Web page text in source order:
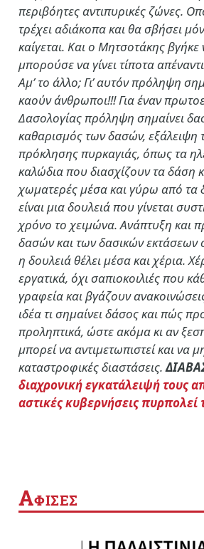
περιβόητες αντιπυρικές ζώνες.
τρέχει αδιάκοπα και θα σβήσει
καίγεται. Και ο Μητσοτάκης βγήκε
μπορούσε να γίνει τίποτα
Αμ’ το άλλο; Γι’ αυτόν πρόληψη
καούν άνθρωποι!!! Για έναν
Δασολογίας πρόληψη σημαίνει
καθαρισμός των δασών, εξάλειψη
πρόκλησης πυρκαγιάς, όπως τα
καλώδια που διασχίζουν τα δάση
χωματερές μέσα και γύρω από
είναι μια δουλειά που γίνεται
χρόνο το χειμώνα. Ανάπτυξη και
δασών και των δασικών εκτάσεων
η δουλειά θέλει μέσα και χέρια.
εργατικά, όχι σαπιοκοιλιές που
γραφεία και βγάζουν
ιδέα τι σημαίνει δάσος και πώς
προληπτικά, ώστε ακόμα κι αν
μπορεί να αντιμετωπιστεί και να
καταστροφικές διαστάσεις.
διαχρονική εγκατάλειψή τους
αστικές κυβερνήσεις πυρπολεί
ΑΦΙΣΕΣ